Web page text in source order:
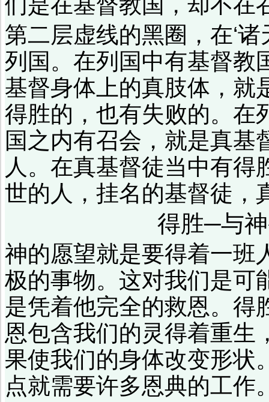
第二层虚线的黑圈，在‘
列国。在列国中有基督教
基督身体上的真肢体，就
得胜的，也有失败的。在
国之内有召会，就是真基
人。在真基督徒当中有
世的人，挂名的基督徒，
得胜─与
神的愿望就是要得着一班
极的事物。这对我们是可
是凭着他完全的救恩。得
恩包含我们的灵得着重生
果使我们的身体改变形状
点就需要许多恩典的工作